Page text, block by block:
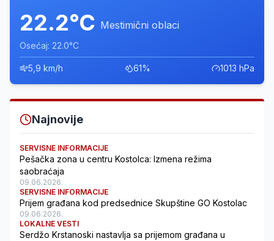
22.2°C Mestimični oblaci
Osećaj: 22.0°C
5,9 km/h 61% 1013 hPa
Najnovije
SERVISNE INFORMACIJE
Pešačka zona u centru Kostolca: Izmena režima
saobraćaja
09.06.2026.
SERVISNE INFORMACIJE
Prijem građana kod predsednice Skupštine GO Kostolac
09.06.2026.
LOKALNE VESTI
Serdžo Krstanoski nastavlja sa prijemom građana u